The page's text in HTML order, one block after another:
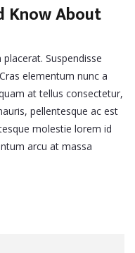
Know About
Suspendisse
elementum nunc a
at tellus consectetur,
pellentesque ac est
molestie lorem id
arcu at massa